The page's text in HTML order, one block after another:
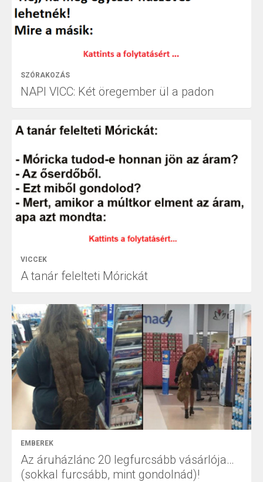
SZÓRAKOZÁS
NAPI VICC: Két öregember ül a padon
VICCEK
A tanár felelteti Mórickát
EMBEREK
Az áruházlánc 20 legfurcsább vásárlója…
(sokkal furcsább, mint gondolnád)!